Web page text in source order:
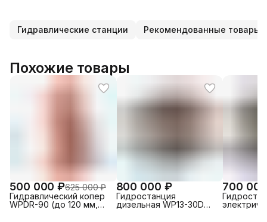
Гидравлические станции Рекомендованные товары
Похожие товары
500 000 ₽625 000 ₽
Гидравлический копер
WPDR-90 (до 120 мм,
800 000 ₽
Гидростанция
дизельная WP13-30D
700